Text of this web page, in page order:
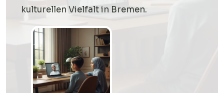
kulturellen Vielfalt in Bremen.